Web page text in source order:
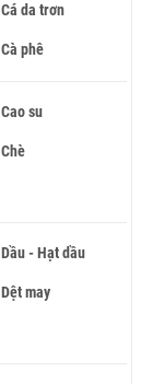
Cá da trơn
Cà phê
Cao su
Chè
Dầu - Hạt dầu
Dệt may